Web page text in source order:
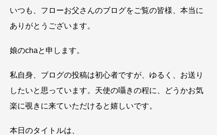
いつも、フローお父さんのブログをご覧の皆様、本当に
ありがとうございます。
娘のchaと申します。
私自身、ブログの投稿は初心者ですが、ゆるく、お送り
したいと思っています。天使の囁きの程に、どうかお気
楽に覗きに来ていただけると嬉しいです。
本日のタイトルは、